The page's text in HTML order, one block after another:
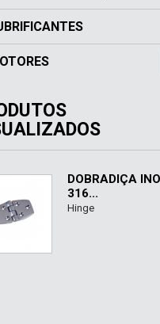
DOBRADIÇA
316...
Hinge